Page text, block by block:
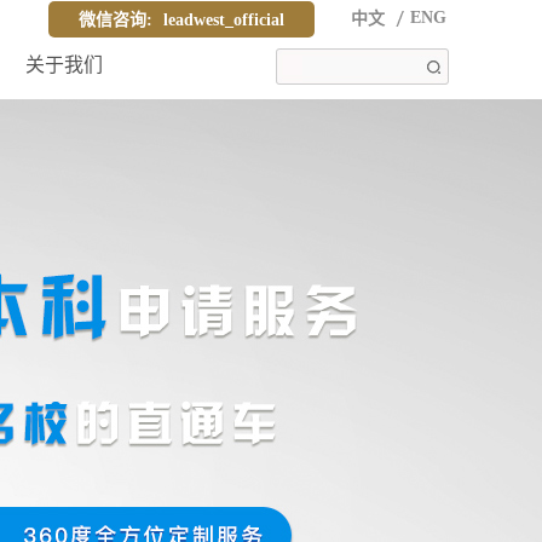
中文 ENG
微信咨询: leadwest_official
关于我们